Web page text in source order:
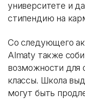
университете и
стипендию на
Со следующего
Almaty также
возможности для
классы. Школа
могут быть